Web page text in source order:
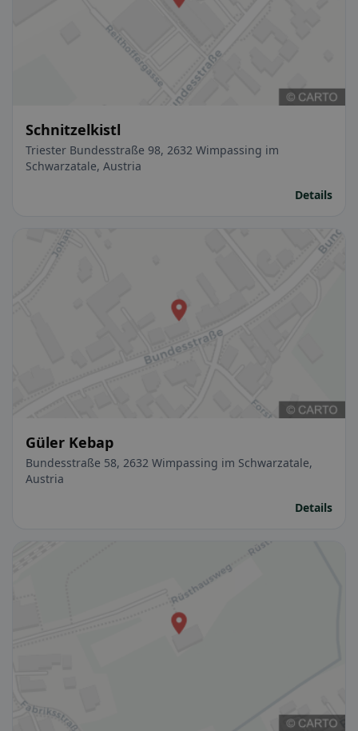
Schnitzelkistl
Triester Bundesstraße 98, 2632 Wimpassing im
Schwarzatale, Austria
Details
Güler Kebap
Bundesstraße 58, 2632 Wimpassing im Schwarzatale,
Austria
Details